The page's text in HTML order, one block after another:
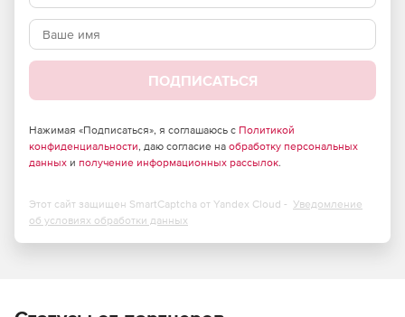
ПОДПИСАТЬСЯ
Нажимая «Подписаться», я соглашаюсь с Политикой
конфиденциальности, даю согласие на обработку персональных
данных и получение информационных рассылок.
Этот сайт защищен SmartCaptcha от Yandex Cloud - Уведомление
об условиях обработки данных